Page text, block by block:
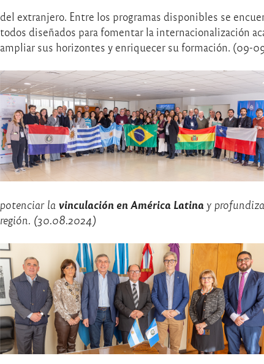
del extranjero. Entre los programas disponibles se
todos diseñados para fomentar la internacionalización
ampliar sus horizontes y enriquecer su formación. (09-
potenciar la vinculación en América Latina y
región. (30.08.2024)